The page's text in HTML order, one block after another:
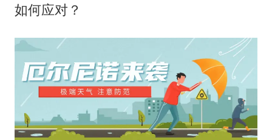
如何应对？